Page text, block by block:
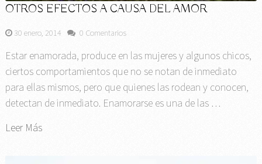
OTROS EFECTOS A CAUSA DEL AMOR
30 enero, 2014 0 Comentarios
Estar enamorada, produce en las mujeres y algunos chicos,
ciertos comportamientos que no se notan de inmediato
para ellas mismos, pero que quienes las rodean y conocen,
detectan de inmediato. Enamorarse es una de las …
Leer Más